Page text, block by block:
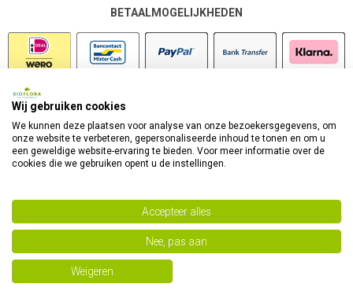
BETAALMOGELIJKHEDEN
Powered bynopCommerce
Copyright 2026 Bioflora Health Products. Alle rechten
Wij gebruiken cookies
We kunnen deze plaatsen voor analyse van onze bezoekersgegevens, om
onze website te verbeteren, gepersonaliseerde inhoud te tonen en om u
een geweldige website-ervaring te bieden. Voor meer informatie over de
cookies die we gebruiken opent u de instellingen.
Accepteer alles
Nee, pas aan
Weigeren